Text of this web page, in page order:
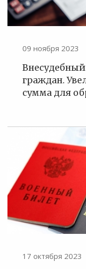
09 ноября 2023
граждан.
сумма для
17 октября 2023